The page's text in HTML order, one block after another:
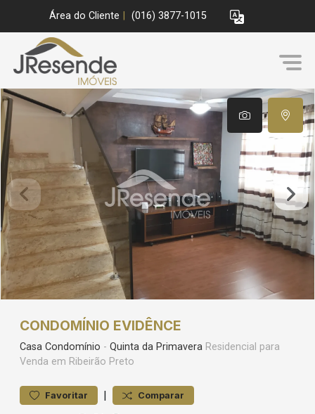
Área do Cliente (016) 3877-1015
CONDOMÍNIO EVIDÊNCE
Casa Condomínio - Quinta da Primavera Residencial para
Venda em Ribeirão Preto
Favoritar | Comparar